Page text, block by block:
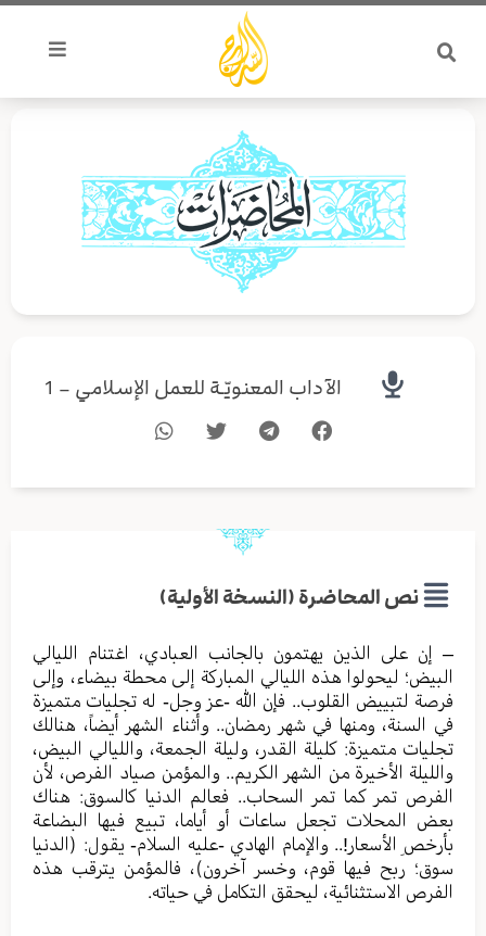
تخطي
المحتوى
الآداب المعنويّـة للعمل الإسلامي – 1
نص المحاضرة (النسخة الأولية)
– إن على الذين يهتمون بالجانب العبادي، اغتنام الليالي
البيض؛ ليحولوا هذه الليالي المباركة إلى محطة بيضاء، وإلى
فرصة لتبييض القلوب.. فإن الله -عز وجل- له تجليات متميزة
في السنة، ومنها في شهر رمضان.. وأثناء الشهر أيضاً، هنالك
تجليات متميزة: كليلة القدر، وليلة الجمعة، والليالي البيض،
والليلة الأخيرة من الشهر الكريم.. والمؤمن صياد الفرص، لأن
الفرص تمر كما تمر السحاب.. فعالم الدنيا كالسوق: هناك
بعض المحلات تجعل ساعات أو أياما، تبيع فيها البضاعة
بأرخصِ الأسعار!.. والإمام الهادي -عليه السلام- يقول: (الدنيا
سوق؛ ربح فيها قوم، وخسر آخرون)، فالمؤمن يترقب هذه
الفرص الاستثنائية، ليحقق التكامل في حياته.